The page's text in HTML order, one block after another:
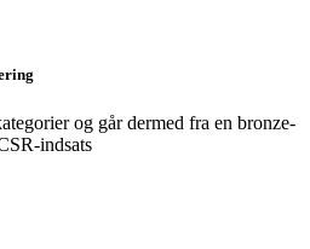
og går dermed fra en bronze-
indsats